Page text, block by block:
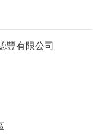
豐有限公司